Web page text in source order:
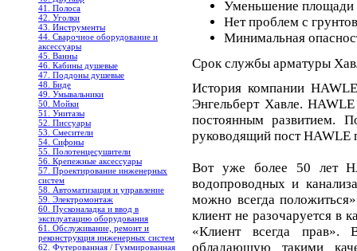
41. Полоса
42. Уголки
43. Инструменты
44. Сварочное оборудование и
аксессуары
45. Ванны
46. Кабины душевые
47. Поддоны душевые
48. Биде
49. Умывальники
50. Мойки
51. Унитазы
52. Писсуары
53. Смесители
54. Сифоны
55. Полотенцесушители
56. Крепежные аксессуары
57. Проектирование инженерных
систем
58. Автоматизация и управление
59. Электромонтаж
60. Пусконаладка и ввод в
эксплуатацию оборудования
61. Обслуживание, ремонт и
реконструкция инженерных систем
62. Футерованная / Гуммированная
Уменьшение площади
Нет проблем с
Минимальная
Срок службы арматуры
История компании
Энгельберт Хавле.
постоянным развитием.
руководящий пост HAWLE
Вот уже более 50 лет
водопроводных и
можно всегда
клиент не разочаруется в
«Клиент всегда прав».
обладающую такими